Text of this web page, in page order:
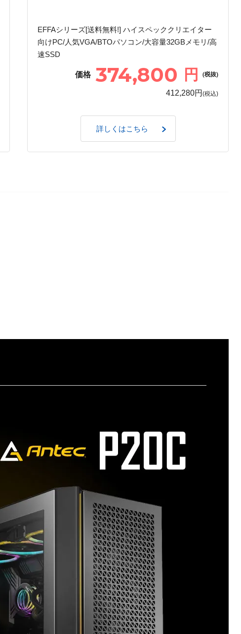
EFFAシリーズ[送料無料!] ハイスペッククリエイター
向けPC/人気VGA/BTOパソコン/大容量32GBメモリ/高
速SSD
価格 374,800 円 (税抜)
412,280円 (税込)
詳しくはこちら